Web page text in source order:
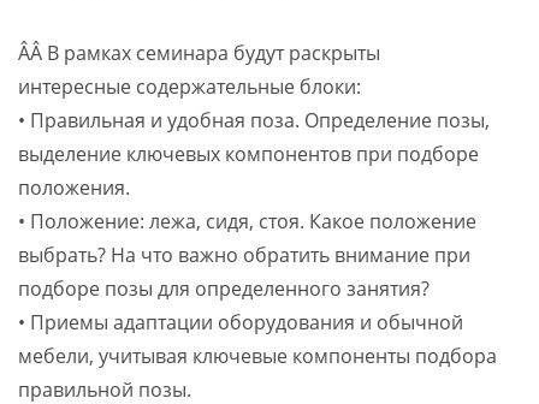
ÂÂ В рамках семинара будут раскрыты
интересные содержательные блоки:
• Правильная и удобная поза. Определение позы,
выделение ключевых компонентов при подборе
положения.
• Положение: лежа, сидя, стоя. Какое положение
выбрать? На что важно обратить внимание при
подборе позы для определенного занятия?
• Приемы адаптации оборудования и обычной
мебели, учитывая ключевые компоненты подбора
правильной позы.